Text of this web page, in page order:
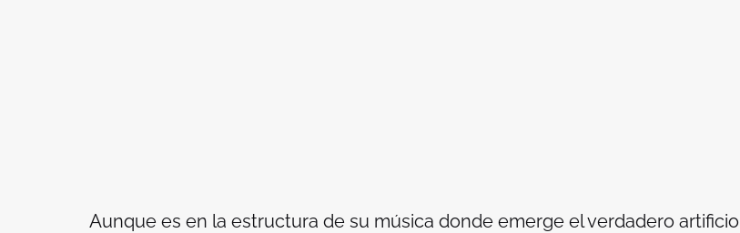
Aunque es en la estructura de su música donde emerge el verdadero artificio